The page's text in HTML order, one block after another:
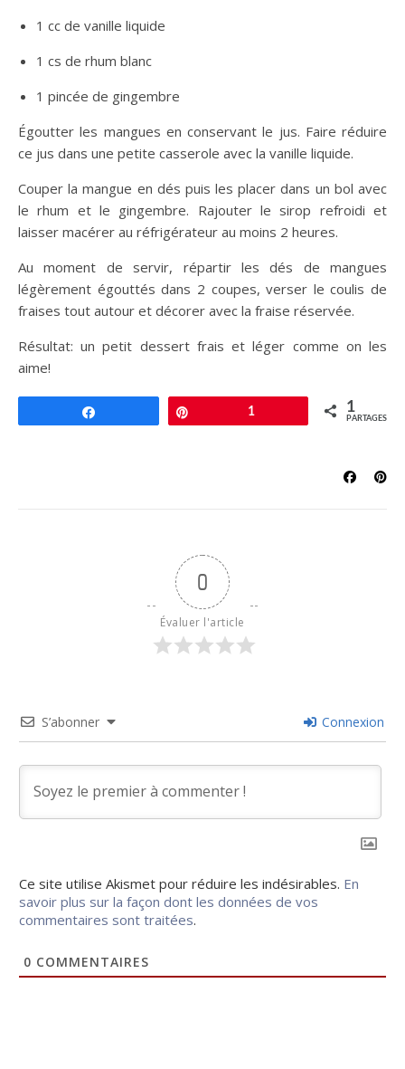
1 cc de vanille liquide
1 cs de rhum blanc
1 pincée de gingembre
Égoutter les mangues en conservant le jus. Faire réduire
ce jus dans une petite casserole avec la vanille liquide.
Couper la mangue en dés puis les placer dans un bol avec
le rhum et le gingembre. Rajouter le sirop refroidi et
laisser macérer au réfrigérateur au moins 2 heures.
Au moment de servir, répartir les dés de mangues
légèrement égouttés dans 2 coupes, verser le coulis de
fraises tout autour et décorer avec la fraise réservée.
Résultat: un petit dessert frais et léger comme on les
aime!
1 1
PARTAGES
0
Évaluer l'article
S’abonner Connexion
Ce site utilise Akismet pour réduire les indésirables. En
savoir plus sur la façon dont les données de vos
commentaires sont traitées.
0 COMMENTAIRES